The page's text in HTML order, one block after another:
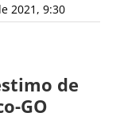
2021, 9:30
de
GO